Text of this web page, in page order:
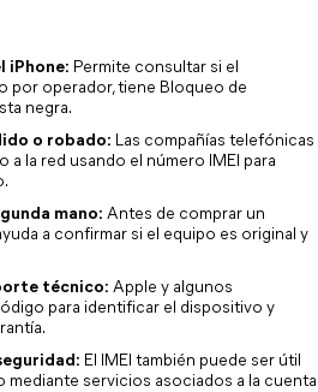
iPhone: Permite consultar si el
por operador, tiene Bloqueo de
negra.
o robado: Las compañías telefónicas
a la red usando el número IMEI para
mano: Antes de comprar un
a confirmar si el equipo es original y
técnico: Apple y algunos
para identificar el dispositivo y
El IMEI también puede ser útil
mediante servicios asociados a la cuenta